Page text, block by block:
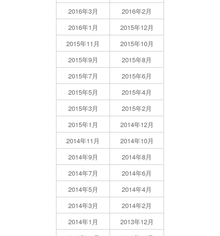
2016年3月
2016年2月
2016年1月
2015年12月
2015年11月
2015年10月
2015年9月
2015年8月
2015年7月
2015年6月
2015年5月
2015年4月
2015年3月
2015年2月
2015年1月
2014年12月
2014年11月
2014年10月
2014年9月
2014年8月
2014年7月
2014年6月
2014年5月
2014年4月
2014年3月
2014年2月
2014年1月
2013年12月